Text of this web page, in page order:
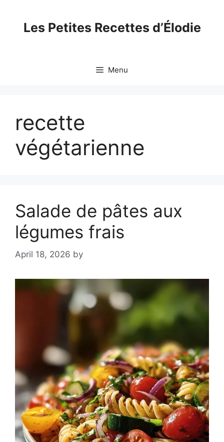
contentLes Petites Recettes d’Élodie
Menu
recette
végétarienne
Salade de pâtes aux
légumes frais
April 18, 2026 by